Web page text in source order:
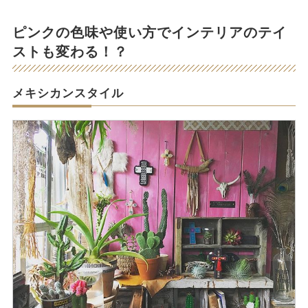
ピンクの色味や使い方でインテリアのテイ
ストも変わる！？
メキシカンスタイル